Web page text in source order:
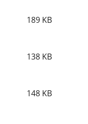
189 KB
138 KB
148 KB